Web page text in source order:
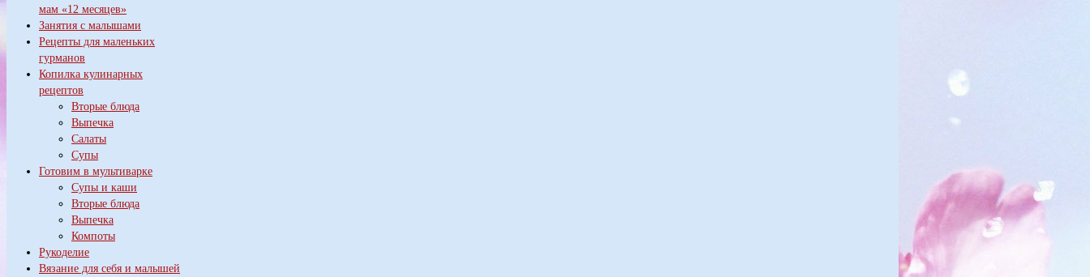
мам «12 месяцев»
Занятия с малышами
Рецепты для маленьких
гурманов
Копилка кулинарных
рецептов
Вторые блюда
Выпечка
Салаты
Супы
Готовим в мультиварке
Супы и каши
Вторые блюда
Выпечка
Компоты
Рукоделие
Вязание для себя и малышей